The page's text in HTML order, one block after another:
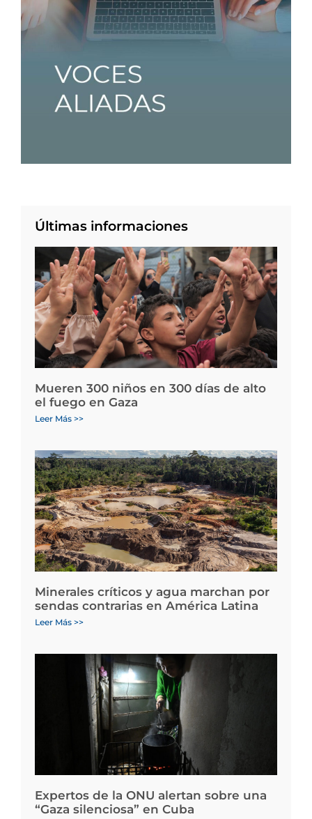
Últimas informaciones
Mueren 300 niños en 300 días de alto
el fuego en Gaza
Leer Más >>
Minerales críticos y agua marchan por
sendas contrarias en América Latina
Leer Más >>
Expertos de la ONU alertan sobre una
“Gaza silenciosa” en Cuba